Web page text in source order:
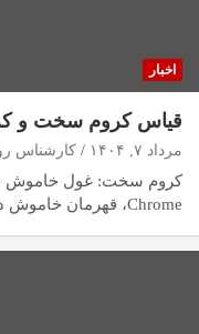
اخبار
قیاس کروم سخت و
مرداد ۷, ۱۴۰۴ کارشناس
Chrome، قهرمان خاموش دنیای صنعت محسوب…